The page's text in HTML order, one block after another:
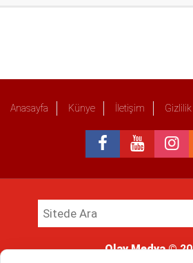
Anasayfa Künye İletişim
Olay Medya©